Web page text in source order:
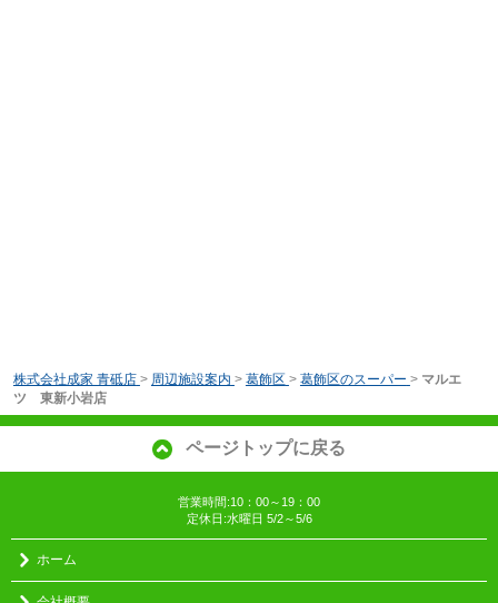
株式会社成家 青砥店 > 周辺施設案内 > 葛飾区 > 葛飾区のスーパー > マルエ
ツ 東新小岩店
ページトップに戻る
営業時間:10：00～19：00
定休日:水曜日 5/2～5/6
ホーム